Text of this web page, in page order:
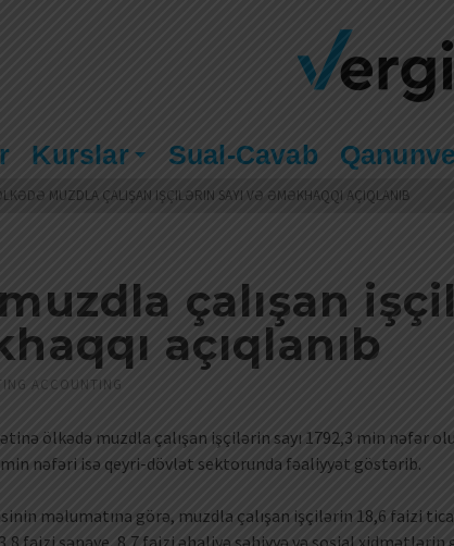
Kurslar Sual-Cavab
MUZDLA ÇALIŞAN IŞÇILƏRIN SAYI VƏ ƏMƏKHAQQI AÇIQLANIB
çalışan
açıqlanıb
ACCOUNTING
ölkədə muzdla çalışan işçilərin sayı 1792,3 min nəfər
nəfəri isə qeyri-dövlət sektorunda fəaliyyət göstərib.
məlumatına görə, muzdla çalışan işçilərin 18,6 faizi